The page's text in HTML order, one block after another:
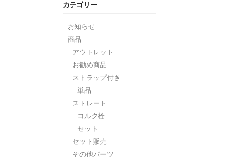
カテゴリー
お知らせ
商品
アウトレット
お勧め商品
ストラップ付き
単品
ストレート
コルク栓
セット
セット販売
その他パーツ